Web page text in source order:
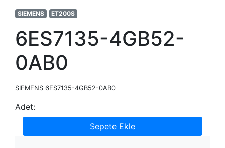
SIEMENS ET200S
6ES7135-4GB52-
0AB0
SIEMENS 6ES7135-4GB52-0AB0
Adet:
Sepete Ekle